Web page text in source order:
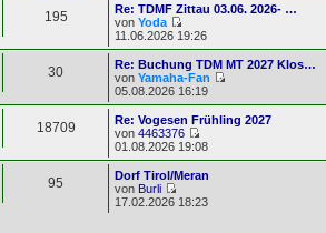
195
Re: TDMF Zittau 03.06. 2026- …
von Yoda
N
e
u
e
s
t
r
B
e
i
t
a
11.06.2026 19:26
30
Re: Buchung TDM MT 2027 Klos…
von Yamaha-Fan
e
u
e
05.08.2026 16:19
18709
Re: Vogesen Frühling 2027
von 4463376
N
e
u
e
s
t
01.08.2026 19:08
95
Dorf Tirol/Meran
von Burli
N
17.02.2026 18:23